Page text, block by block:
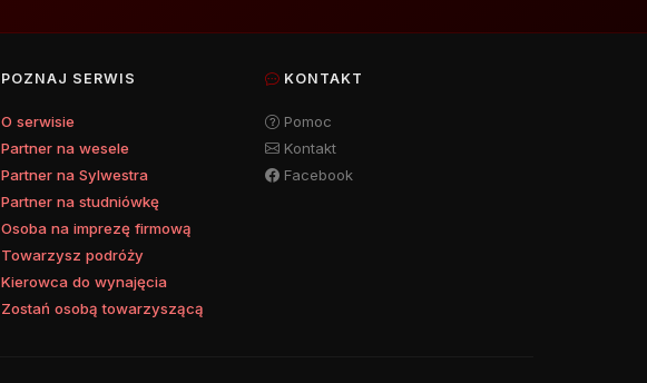
POZNAJ SERWIS
O serwisie
Partner na wesele
Partner na Sylwestra
Partner na studniówkę
Osoba na imprezę firmową
Towarzysz podróży
Kierowca do wynajęcia
Zostań osobą towarzyszącą
KONTAKT
Pomoc
Kontakt
Facebook